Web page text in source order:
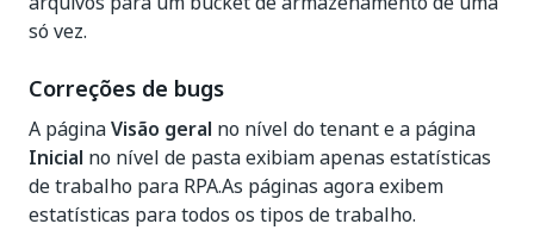
só vez.
Correções de bugs
A páginaVisão geral no nível do tenant e a página
Inicial no nível de pasta exibiam apenas estatísticas
de trabalho para RPA.As páginas agora exibem
estatísticas para todos os tipos de trabalho.